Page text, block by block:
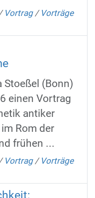
Vortrag / Vorträge
Stoeßel (Bonn)
einen Vortrag
antiker
Rom der
frühen ...
Vortrag / Vorträge